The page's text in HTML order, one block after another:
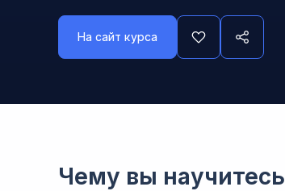
На сайт курса
Чему вы научитесь